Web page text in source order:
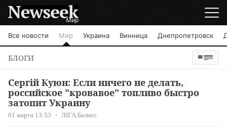
Мир
Все новости Мир Украина Винница Днепропетровск
БЛОГИ
Cергій Куюн: Если ничего не делать,
российское "кровавое" топливо быстро
затопит Украину
01 марта 13:53 ЛІГА.Бизнес